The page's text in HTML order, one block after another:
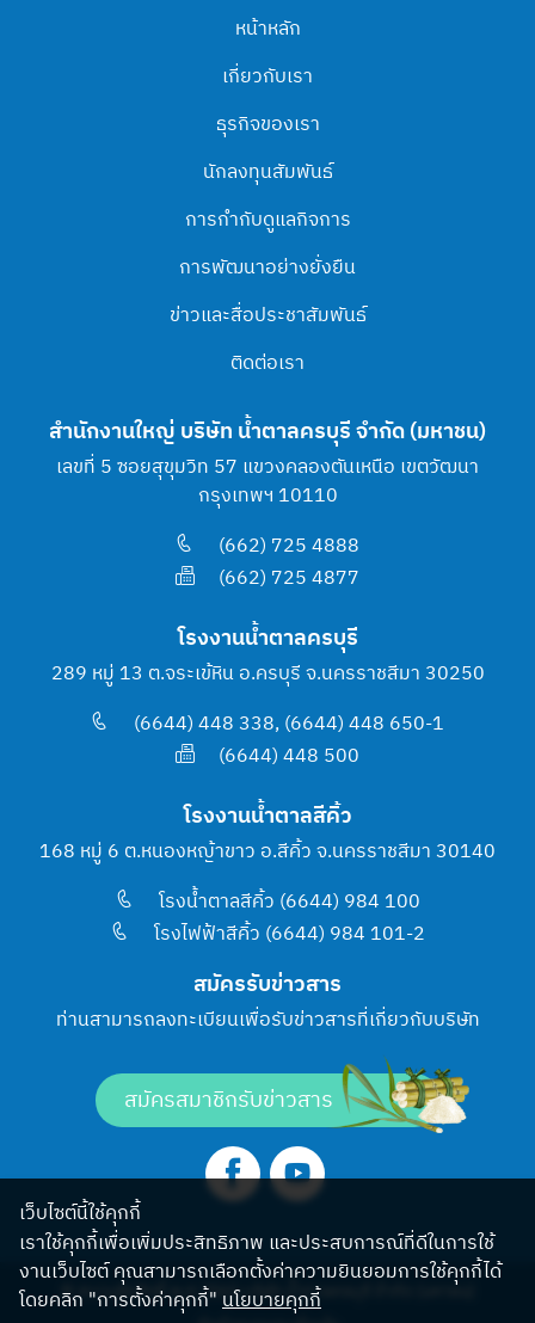
สำนักงานใหญ่ บริษัท น้ำตาลครบุรี จำกัด (มหาชน)
เลขที่ 5 ซอยสุขุมวิท 57 แขวงคลองตันเหนือ เขตวัฒนา
กรุงเทพฯ 10110
(662) 725 4888
(662) 725 4877
โรงงานน้ำตาลครบุรี
289 หมู่ 13 ต.จระเข้หิน อ.ครบุรี จ.นครราชสีมา 30250
(6644) 448 338, (6644) 448 650-1
(6644) 448 500
โรงงานน้ำตาลสีคิ้ว
168 หมู่ 6 ต.หนองหญ้าขาว อ.สีคิ้ว จ.นครราชสีมา 30140
โรงน้ำตาลสีคิ้ว (6644) 984 100
โรงไฟฟ้าสีคิ้ว (6644) 984 101-2
หน้าหลัก
เกี่ยวกับเรา
ธุรกิจของเรา
นักลงทุนสัมพันธ์
การกำกับดูแลกิจการ
การพัฒนาอย่างยั่งยืน
ข่าวและสื่อประชาสัมพันธ์
ติดต่อเรา
สมัครรับข่าวสาร
ท่านสามารถลงทะเบียนเพื่อรับข่าวสารที่เกี่ยวกับบริษัท
สมัครสมาชิกรับข่าวสาร
© สงวนลิขสิทธิ์ พ.ศ.2565 บริษัท น้ำตาลครบุรี จำกัด (มหาชน)
เว็บไซต์นี้ใช้คุกกี้
เราใช้คุกกี้เพื่อเพิ่มประสิทธิภาพ และประสบการณ์ที่ดีในการใช้
งานเว็บไซต์ คุณสามารถเลือกตั้งค่าความยินยอมการใช้คุกกี้ได้
โดยคลิก "การตั้งค่าคุกกี้"นโยบายคุกกี้